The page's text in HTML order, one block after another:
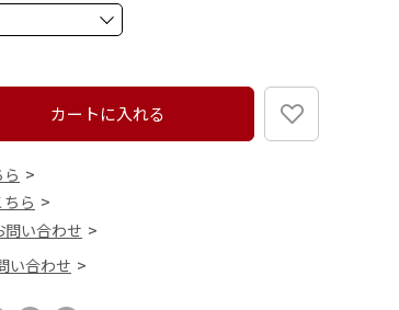
カートに入れる
ら
問い合わせ
い合わせ